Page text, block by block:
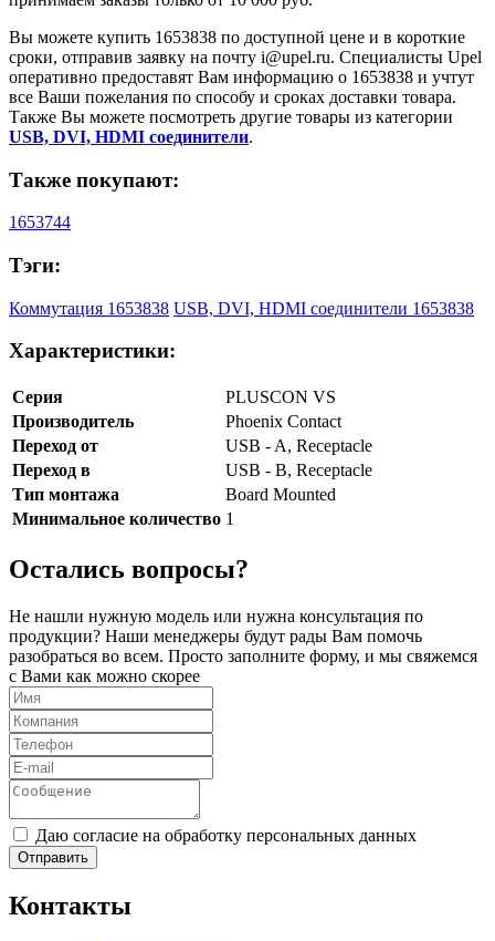
Вы можете купить 1653838 по доступной цене и в короткие
сроки, отправив заявку на почту i@upel.ru. Специалисты Upel
оперативно предоставят Вам информацию о 1653838 и учтут
все Ваши пожелания по способу и сроках доставки товара.
Также Вы можете посмотреть другие товары из категории
USB, DVI, HDMI соединители.
Также покупают:
1653744
Тэги:
Коммутация 1653838 USB, DVI, HDMI соединители 1653838
Характеристики:
Серия
PLUSCON VS
Производитель
Phoenix Contact
Переход от
USB - A, Receptacle
Переход в
USB - B, Receptacle
Тип монтажа
Board Mounted
Минимальное количество 1
Остались вопросы?
Не нашли нужную модель или нужна консультация по
продукции? Наши менеджеры будут рады Вам помочь
разобраться во всем. Просто заполните форму, и мы свяжемся
с Вами как можно скорее
Даю согласие на обработку персональных данных
Отправить
Контакты